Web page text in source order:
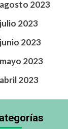
agosto 2023
julio 2023
junio 2023
mayo 2023
abril 2023